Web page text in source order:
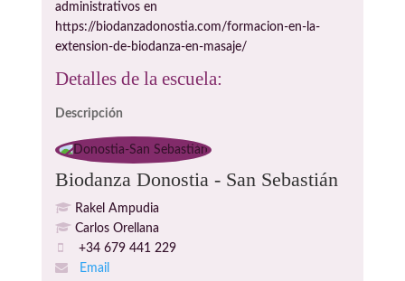
administrativos en
https://biodanzadonostia.com/formacion-en-la-
extension-de-biodanza-en-masaje/
Detalles de la escuela:
Descripción
Biodanza Donostia - San Sebastián
Rakel Ampudia
Carlos Orellana
+34 679 441 229
Email